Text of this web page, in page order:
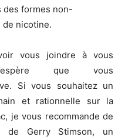
des formes non-
nicotine.
vous joindre à vous
que vous
Si vous souhaitez un
et rationnelle sur la
je vous recommande de
de Gerry Stimson, un